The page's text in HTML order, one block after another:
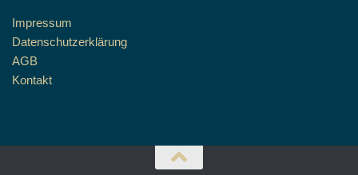
Impressum
Datenschutzerklärung
AGB
Kontakt